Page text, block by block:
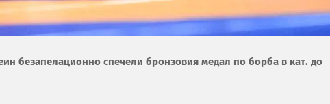
безапелационно спечели бронзовия медал по борба в кат. до